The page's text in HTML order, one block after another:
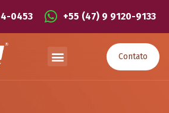
0453 +55 (47) 9 9120-9133
Contato